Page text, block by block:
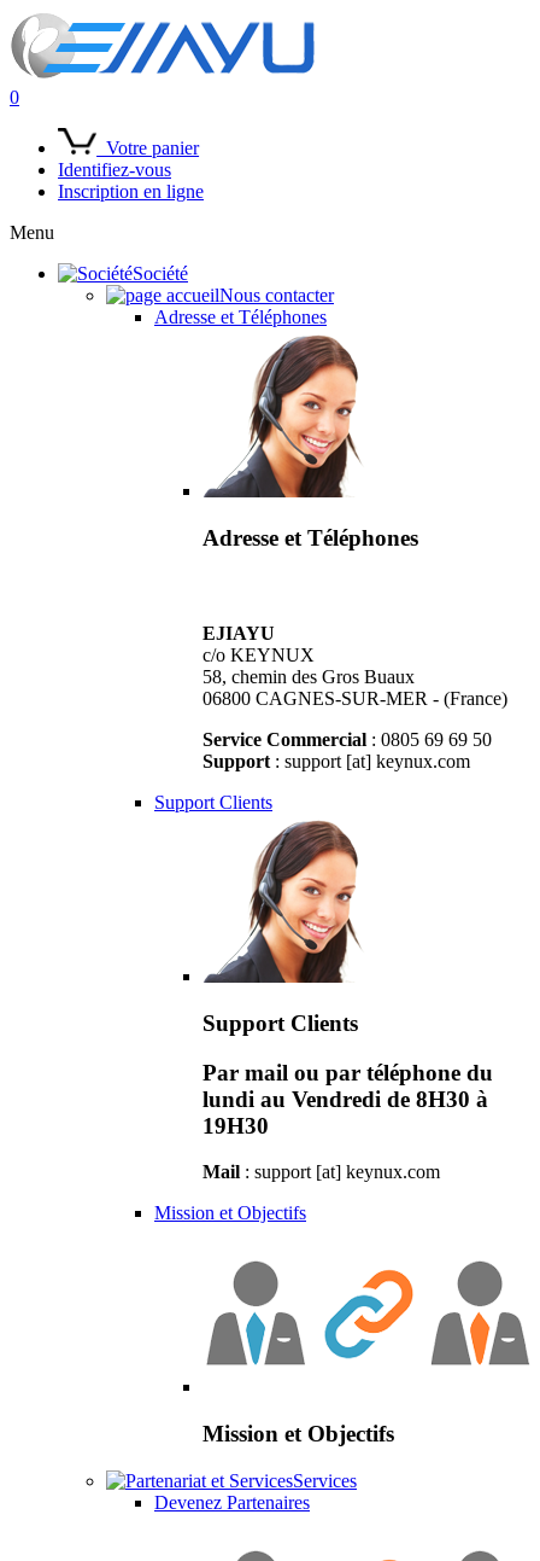
0
Votre panier
Identifiez-vous
Inscription en ligne
Menu
Société
Nous contacter
Adresse et Téléphones
Adresse et Téléphones
EJIAYU
c/o KEYNUX
58, chemin des Gros Buaux
06800 CAGNES-SUR-MER - (France)
Service Commercial : 0805 69 69 50
Support : support [at] keynux.com
Support Clients
Support Clients
Par mail ou par téléphone du
lundi au Vendredi de 8H30 à
19H30
Mail : support [at] keynux.com
Mission et Objectifs
Mission et Objectifs
Services
Devenez Partenaires